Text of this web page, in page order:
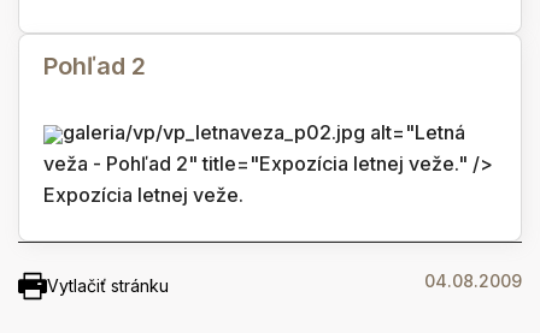
Pohľad 2
galeria/vp/vp_letnaveza_p02.jpg alt="Letná
veža - Pohľad 2" title="Expozícia letnej veže." />
Expozícia letnej veže.
Vytlačiť stránku 04.08.2009